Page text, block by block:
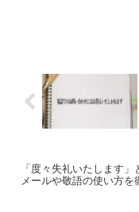
「度々失礼いたします
メールや敬語の使い方を